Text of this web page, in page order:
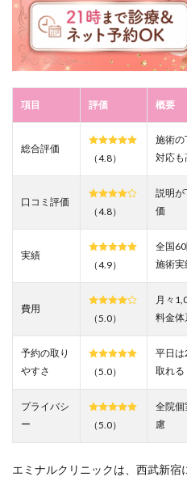
2.3
3. 立
地が
よく
駅近
やす
確認
3
西武
エリ
安い
クリ
ニッ
ク12
選比
較一
｜
年6
項目 評価 概要
総合評価
（4.8）
施術の
対応も
口コミ評価
（4.8）
説明が
価
実績
（4.9）
全国
施術実
費用
（5.0）
月々
料金体
予約の取り
やすさ
（5.0）
平日は
取れる
プライバシ
ー
（5.0）
全院個
慮
エミナルクリニックは、西武新宿